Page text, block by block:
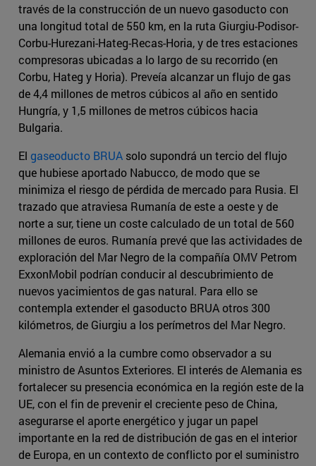
través de la construcción de un nuevo gasoducto con
una longitud total de 550 km, en la ruta Giurgiu-Podisor-
Corbu-Hurezani-Hateg-Recas-Horia, y de tres estaciones
compresoras ubicadas a lo largo de su recorrido (en
Corbu, Hateg y Horia). Preveía alcanzar un flujo de gas
de 4,4 millones de metros cúbicos al año en sentido
Hungría, y 1,5 millones de metros cúbicos hacia
Bulgaria.
El gaseoducto BRUA solo supondrá un tercio del flujo
que hubiese aportado Nabucco, de modo que se
minimiza el riesgo de pérdida de mercado para Rusia. El
trazado que atraviesa Rumanía de este a oeste y de
norte a sur, tiene un coste calculado de un total de 560
millones de euros. Rumanía prevé que las actividades de
exploración del Mar Negro de la compañía OMV Petrom
ExxonMobil podrían conducir al descubrimiento de
nuevos yacimientos de gas natural. Para ello se
contempla extender el gasoducto BRUA otros 300
kilómetros, de Giurgiu a los perímetros del Mar Negro.
Alemania envió a la cumbre como observador a su
ministro de Asuntos Exteriores. El interés de Alemania es
fortalecer su presencia económica en la región este de la
UE, con el fin de prevenir el creciente peso de China,
asegurarse el aporte energético y jugar un papel
importante en la red de distribución de gas en el interior
de Europa, en un contexto de conflicto por el suministro